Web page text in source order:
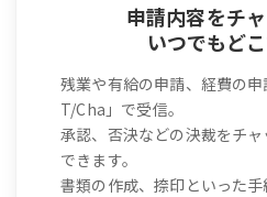
申請内容をチ
いつでもど
残業や有給の申請、経費の
T/Cha」で受信。
承認、否決などの決裁をチ
できます。
書類の作成、捺印といった